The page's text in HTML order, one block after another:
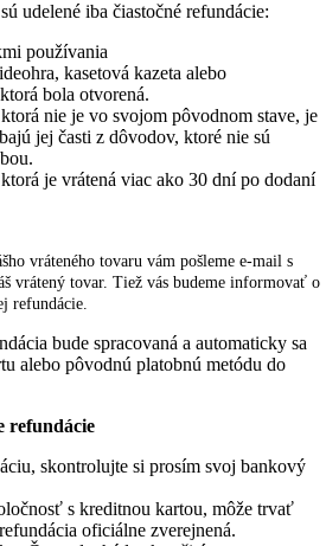
udelené iba čiastočné refundácie:
používania
kasetová kazeta alebo
bola otvorená.
nie je vo svojom pôvodnom stave, je
jej časti z dôvodov, ktoré nie sú
je vrátená viac ako 30 dní po dodaní
vráteného tovaru vám pošleme e-mail s
vrátený tovar. Tiež vás budeme informovať o
refundácie.
bude spracovaná a automaticky sa
alebo pôvodnú platobnú metódu do
refundácie
skontrolujte si prosím svoj bankový
s kreditnou kartou, môže trvať
oficiálne zverejnená.